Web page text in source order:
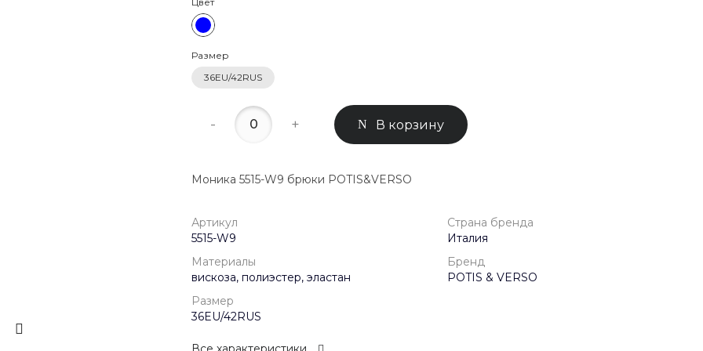
Сб-Вс Выходной
Размер
36EU/42RUS
- + В корзину
Моника 5515-W9 брюки POTIS&VERSO
Артикул
5515-W9
Страна бренда
Италия
Материалы
вискоза, полиэстер, эластан
Бренд
POTIS & VERSO
Размер
36EU/42RUS